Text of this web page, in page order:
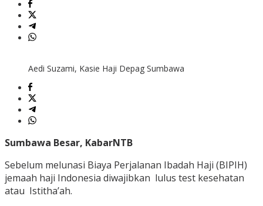
Aedi Suzami, Kasie Haji Depag Sumbawa
Sumbawa Besar, KabarNTB
Sebelum melunasi Biaya Perjalanan Ibadah Haji (BIPIH)
jemaah haji Indonesia diwajibkan lulus test kesehatan
atau Istitha’ah.